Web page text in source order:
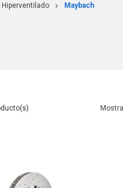
Hiperventilado Maybach